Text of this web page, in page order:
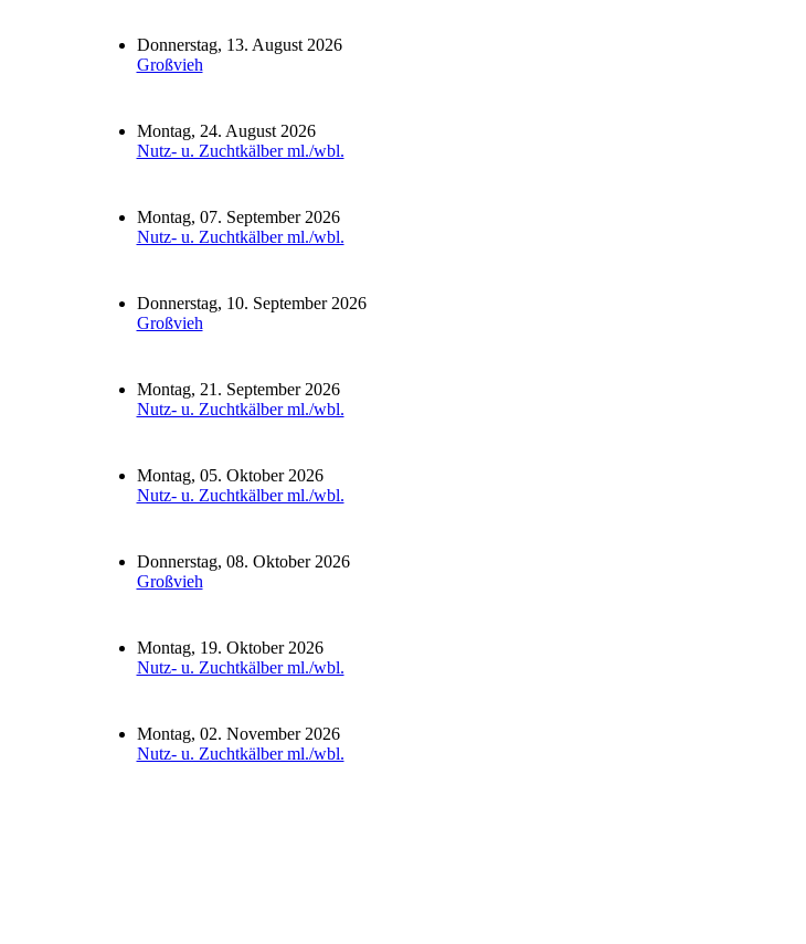
Donnerstag, 13. August 2026
Großvieh
Montag, 24. August 2026
Nutz- u. Zuchtkälber ml./wbl.
Montag, 07. September 2026
Nutz- u. Zuchtkälber ml./wbl.
Donnerstag, 10. September 2026
Großvieh
Montag, 21. September 2026
Nutz- u. Zuchtkälber ml./wbl.
Montag, 05. Oktober 2026
Nutz- u. Zuchtkälber ml./wbl.
Donnerstag, 08. Oktober 2026
Großvieh
Montag, 19. Oktober 2026
Nutz- u. Zuchtkälber ml./wbl.
Montag, 02. November 2026
Nutz- u. Zuchtkälber ml./wbl.